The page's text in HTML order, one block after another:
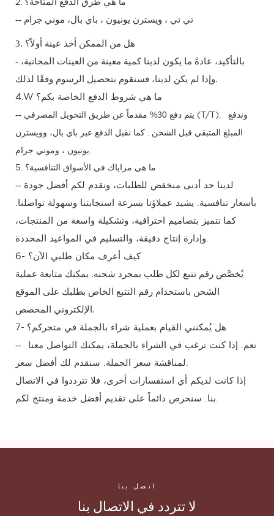
2. ما هي
-- تي تي ، ويسترن يونيون ، باي بال، موني جرام
3. هل من الممكن أخذ عينة أولاً؟
- بالتأكيد، عادةً ما يكون لدينا كمية معينة من العينات المجانية،
وإذا لم يكن لدينا، فسنقوم بتحصيل الرسوم وفقًا لذلك.
4.W ما هي شروط الدفع الخاصة بكم؟
-- يتم دفع 30% مقدماً عن طريق التحويل المصرفي (T/T).
وندفع
المبلغ المتبقي قبل الشحن
كما نقبل الدفع عبر باي بال، وويسترن
يونيون
5. ما هي مزاياك في الأسواق التنافسية؟
-- لدينا حد أدنى منخفض للطلبات، ونقدم لكم أفضل جودة
بأسعار تنافسية. يشيد عملاؤنا بسرعة استجابتنا وسهولة تواصلنا.
كما نتميز بتصاميم احترافية، وتشكيلة واسعة من المنتجات،
6- كيف أعرف مكان طلبي الآن؟
يُخصَّص رقم تتبع لكل طلب بمجرد شحنه. يمكنك متابعة عملية
الشحن باستخدام رقم التتبع الخاص بطلبك على الموقع
الإلكتروني المخصص.
7- هل يُمكنني القيام بعملية شراء بالجملة في متجركم؟
-- نعم. إذا كنت ترغب في الشراء بالجملة، يمكنك التواصل معنا
إذا كانت لديكم أي استفسارات أخرى، فلا تترددوا في الاتصال
اتصل بنا
لا تتردد في الاتصال بنا